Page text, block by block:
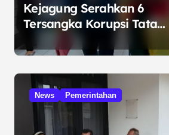
Kejagung Serahkan 6
Tersangka Korupsi Tata
Kelola Minyak ke Penuntut
Umum
News Pemerintahan